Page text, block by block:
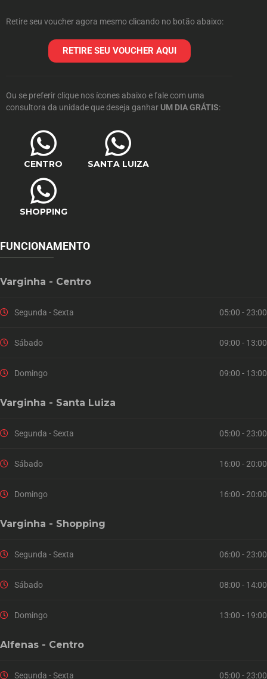
Retire seu voucher agora mesmo clicando no botão abaixo:
RETIRE SEU VOUCHER AQUI
Ou se preferir clique nos ícones abaixo e fale com uma
consultora da unidade que deseja ganhar UM DIA GRÁTIS:
CENTRO SANTA LUIZA
SHOPPING
FUNCIONAMENTO
Varginha - Centro
Segunda - Sexta 05:00 - 23:00
Sábado 09:00 - 13:00
Domingo 09:00 - 13:00
Varginha - Santa Luiza
Segunda - Sexta 05:00 - 23:00
Sábado 16:00 - 20:00
Domingo 16:00 - 20:00
Varginha - Shopping
Segunda - Sexta 06:00 - 23:00
Sábado 08:00 - 14:00
Domingo 13:00 - 19:00
Alfenas - Centro
Segunda - Sexta 05:00 - 23:00